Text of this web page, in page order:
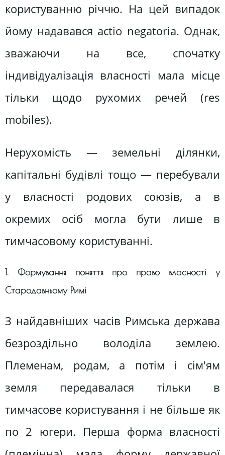
користуванню річчю. На цей випадок
йому надавався actio negatoria. Однак,
зважаючи на все, спочатку
індивідуалізація власності мала місце
тільки щодо рухомих речей (res
mobiles).
Нерухомість — земельні ділянки,
капітальні будівлі тощо — перебували
у власності родових союзів, а в
окремих осіб могла бути лише в
тимчасовому користуванні.
1. Формування поняття про право власності у
Стародавньому Римі
З найдавніших часів Римська держава
безроздільно володіла землею.
Племенам, родам, а потім і сім'ям
земля передавалася тільки в
тимчасове користування і не більше як
по 2 югери. Перша форма власності